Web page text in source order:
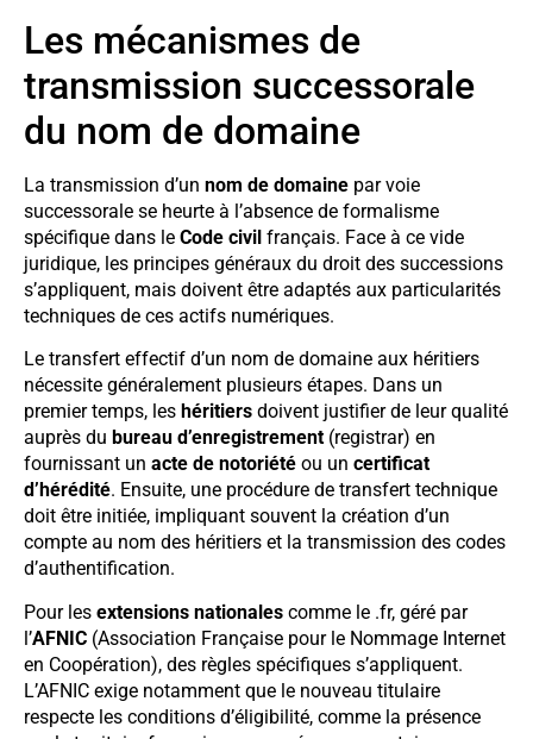
Les mécanismes de
transmission successorale
du nom de domaine
La transmission d’un nom de domaine par voie
successorale se heurte à l’absence de formalisme
spécifique dans le Code civil français. Face à ce vide
juridique, les principes généraux du droit des successions
s’appliquent, mais doivent être adaptés aux particularités
techniques de ces actifs numériques.
Le transfert effectif d’un nom de domaine aux héritiers
nécessite généralement plusieurs étapes. Dans un
premier temps, les héritiers doivent justifier de leur qualité
auprès du bureau d’enregistrement (registrar) en
fournissant un acte de notoriété ou un certificat
d’hérédité. Ensuite, une procédure de transfert technique
doit être initiée, impliquant souvent la création d’un
compte au nom des héritiers et la transmission des codes
d’authentification.
Pour les extensions nationales comme le .fr, géré par
l’AFNIC (Association Française pour le Nommage Internet
en Coopération), des règles spécifiques s’appliquent.
L’AFNIC exige notamment que le nouveau titulaire
respecte les conditions d’éligibilité, comme la présence